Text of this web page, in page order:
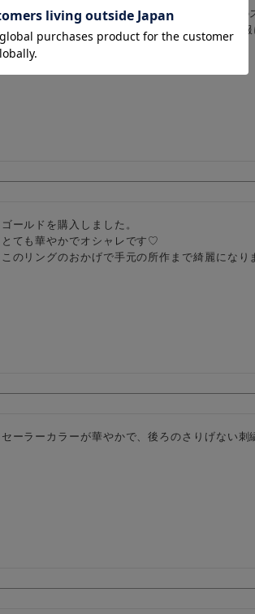
花柄刺繍が大人可愛く、フローレットシリーズ
チロン可愛いですし、他のDonobanさんのお洋
です。
ゴールドを購入しました。
とても華やかでオシャレです♡
このリングのおかげで手元の所作まで綺麗になり
セーラーカラーが華やかで、後ろのさりげない